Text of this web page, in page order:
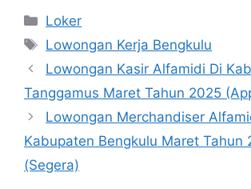
Kategori
Loker
Tag
Lowongan Kerja Bengkulu
Lowongan Kasir Alfamidi Di
Tanggamus Maret Tahun 2025
Lowongan Merchandiser
Kabupaten Bengkulu Maret Tahun
(Segera)